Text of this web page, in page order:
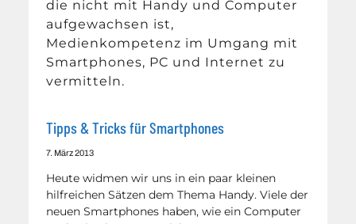
die nicht mit Handy und Computer
aufgewachsen ist,
Medienkompetenz im Umgang mit
Smartphones, PC und Internet zu
vermitteln.
Tipps & Tricks für Smartphones
7. März 2013
Heute widmen wir uns in ein paar kleinen
hilfreichen Sätzen dem Thema Handy. Viele der
neuen Smartphones haben, wie ein Computer